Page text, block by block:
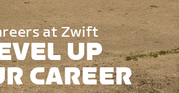
at Zwift
UP
CAREER